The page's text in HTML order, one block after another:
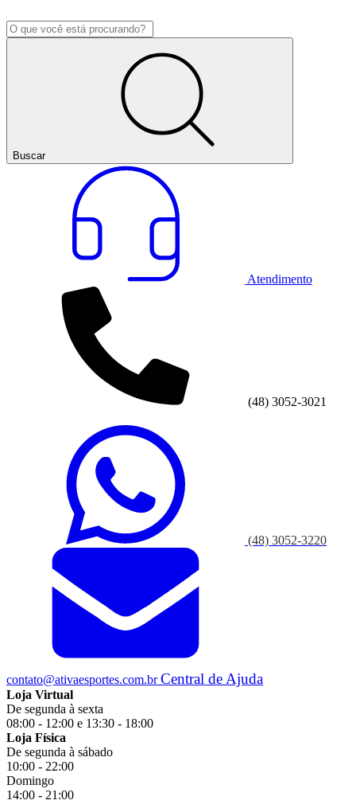
Buscar
Atendimento
(48) 3052-3021
(48) 3052-3220
contato@ativaesportes.com.brCentral de Ajuda
Loja Virtual
De segunda à sexta
08:00 - 12:00 e 13:30 - 18:00
Loja Física
De segunda à sábado
10:00 - 22:00
Domingo
14:00 - 21:00